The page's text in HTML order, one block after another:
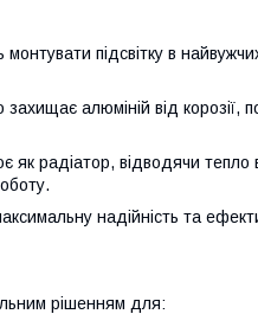
підсвітку в
алюміній від корозії,
як радіатор, відводячи тепло
надійність та
рішенням для: